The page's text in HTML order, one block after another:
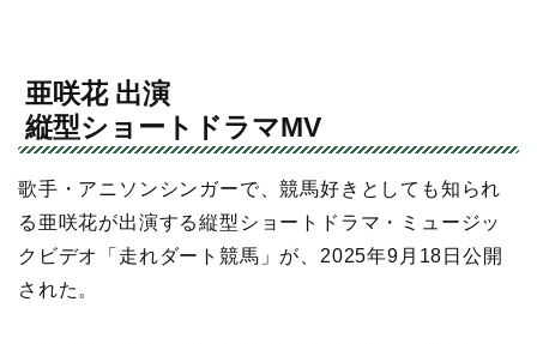
亜咲花 出演
縦型ショートドラマMV
歌手・アニソンシンガーで、競馬好きとしても知られ
る亜咲花が出演する縦型ショートドラマ・ミュージッ
クビデオ「走れダート競馬」が、2025年9月18日公開
された。